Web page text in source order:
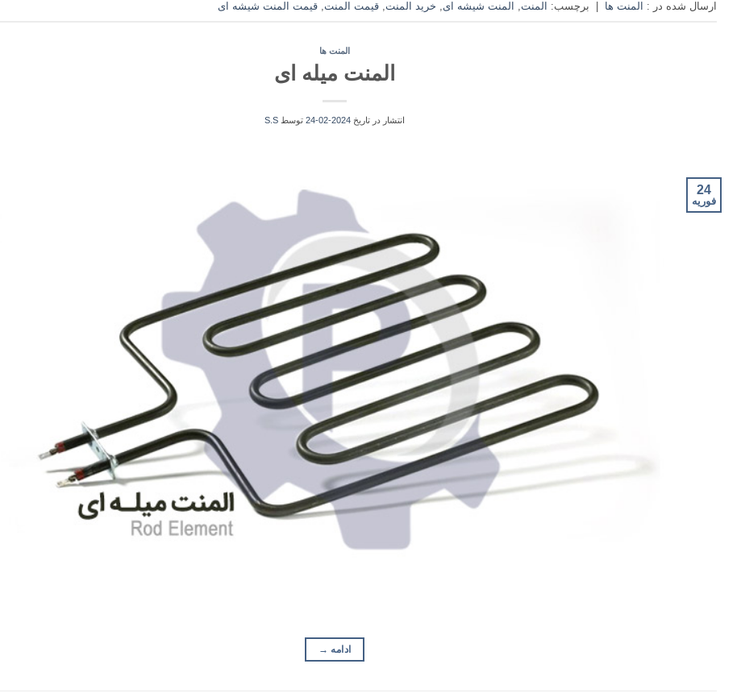
ارسال شده در : المنت ها برچسب: المنت, المنت شیشه ای, خرید المنت, قیمت المنت, قیمت المنت شیشه ای
المنت ها
المنت میله ای
انتشار در تاریخ 2024-02-24 توسط S.S
24
فوریه
ادامه →